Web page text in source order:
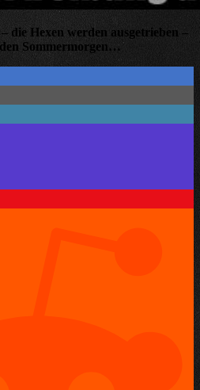
die Hexen werden ausgetrieben –
Sommermorgen…